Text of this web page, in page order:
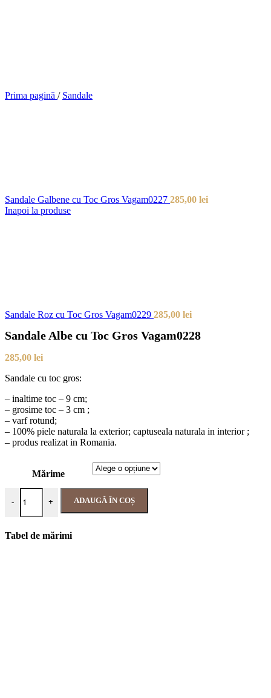
Prima pagină / Sandale
Sandale Galbene cu Toc Gros Vagam0227 285,00 lei
Inapoi la produse
Sandale Roz cu Toc Gros Vagam0229 285,00 lei
Sandale Albe cu Toc Gros Vagam0228
285,00 lei
Sandale cu toc gros:
– inaltime toc – 9 cm;
– grosime toc – 3 cm ;
– varf rotund;
– 100% piele naturala la exterior; captuseala naturala in interior ;
– produs realizat in Romania.
Mărime
- + ADAUGĂ ÎN COȘ
Tabel de mărimi